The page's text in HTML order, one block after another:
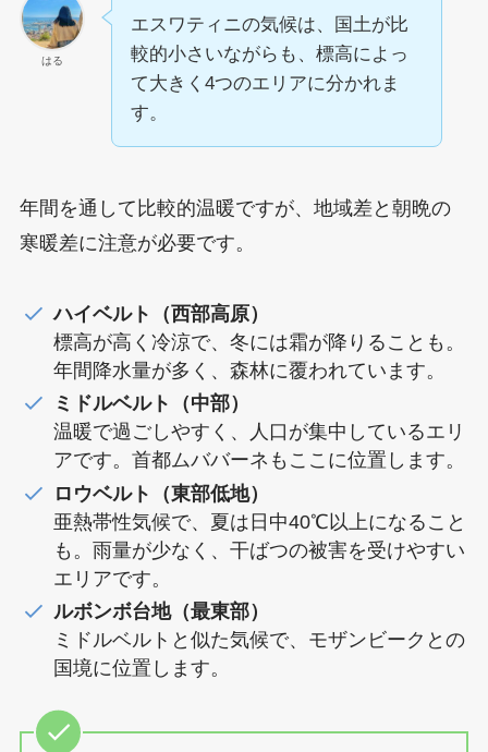
はる
エスワティニの気候は、国土が比
較的小さいながらも、標高によっ
て大きく4つのエリアに分かれま
す。
年間を通して比較的温暖ですが、地域差と朝晩の
寒暖差に注意が必要です。
ハイベルト（西部高原）
標高が高く冷涼で、冬には霜が降りることも。
年間降水量が多く、森林に覆われています。
ミドルベルト（中部）
温暖で過ごしやすく、人口が集中しているエリ
アです。首都ムババーネもここに位置します。
ロウベルト（東部低地）
亜熱帯性気候で、夏は日中40℃以上になること
も。雨量が少なく、干ばつの被害を受けやすい
エリアです。
ルボンボ台地（最東部）
ミドルベルトと似た気候で、モザンビークとの
国境に位置します。